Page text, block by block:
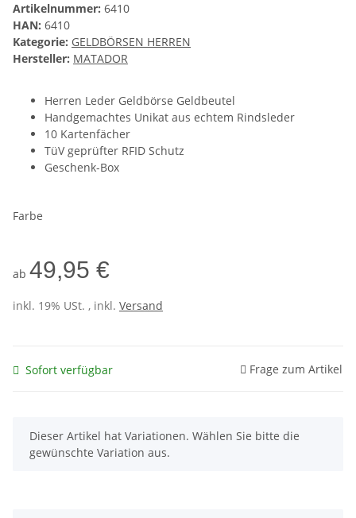
Artikelnummer: 6410
HAN: 6410
Kategorie: GELDBÖRSEN HERREN
Hersteller: MATADOR
Herren Leder Geldbörse Geldbeutel
Handgemachtes Unikat aus echtem Rindsleder
10 Kartenfächer
TüV geprüfter RFID Schutz
Geschenk-Box
Farbe
ab 49,95 €
inkl. 19% USt. , inkl. Versand
Sofort verfügbar Frage zum Artikel
x
Dieser Artikel hat Variationen. Wählen Sie bitte die
gewünschte Variation aus.